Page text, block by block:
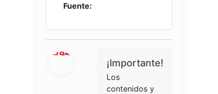
Fuente:
¡Importante!
Los
contenidos y